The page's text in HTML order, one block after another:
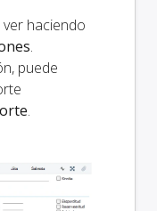
haciendo
.
puede
.